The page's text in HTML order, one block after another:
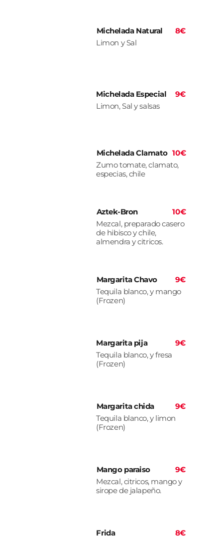
Michelada Natural
8€
Limon y Sal
Michelada Especial
9€
Limon, Sal y salsas
Michelada Clamato 10€
Zumo tomate, clamato,
especias, chile
Aztek-Bron
10€
Mezcal, preparado casero
de hibisco y chile,
almendra y citricos.
Margarita Chavo
9€
Tequila blanco, y mango
(Frozen)
Margarita pija
9€
Tequila blanco, y fresa
(Frozen)
Margarita chida
9€
Tequila blanco, y limon
(Frozen)
Mango paraiso
9€
Mezcal, citricos, mango y
sirope de jalapeño.
Frida
8€